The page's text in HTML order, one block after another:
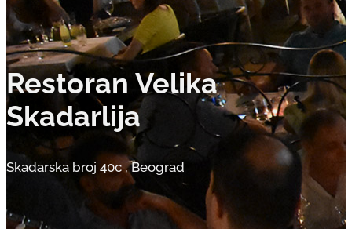
Restoran Velika
Skadarlija
Skadarska broj 40c,Beograd